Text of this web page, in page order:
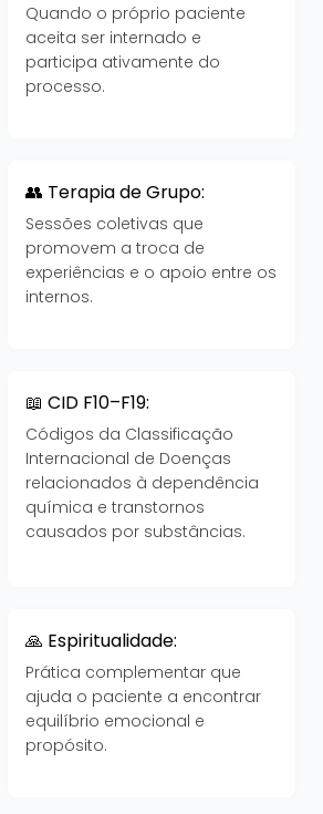
Quando o próprio paciente
aceita ser internado e
participa ativamente do
processo.
👥 Terapia de Grupo:
Sessões coletivas que
promovem a troca de
experiências e o apoio entre os
internos.
📖 CID F10–F19:
Códigos da Classificação
Internacional de Doenças
relacionados à dependência
química e transtornos
causados por substâncias.
🙏 Espiritualidade:
Prática complementar que
ajuda o paciente a encontrar
equilíbrio emocional e
propósito.